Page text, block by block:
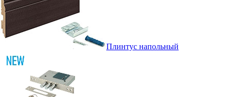
Плинтус напольный